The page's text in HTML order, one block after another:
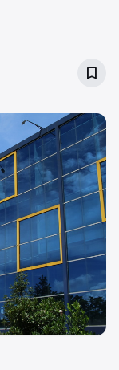
bookmark_border